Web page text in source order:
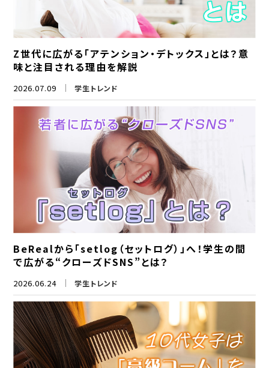
Z世代に広がる「アテンション・デトックス」とは？意
味と注目される理由を解説
2026.07.09 学生トレンド
BeRealから「setlog（セットログ）」へ！学生の間
で広がる“クローズドSNS”とは？
2026.06.24 学生トレンド